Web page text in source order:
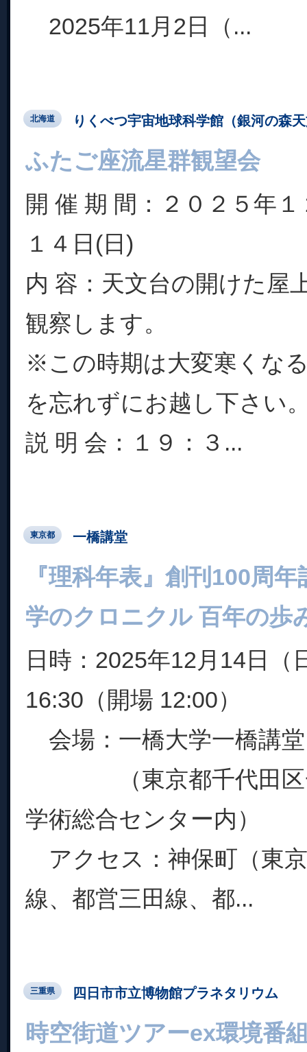
2025年11月2日（...
北海道 りくべつ宇宙地球科学館（銀河の森
ふたご座流星群観望会
開 催 期 間：２０２５年
１４日(日)
内 容：天文台の開けた屋
観察します。
※この時期は大変寒くな
を忘れずにお越し下さい
説 明 会：１９：３...
東京都 一橋講堂
『理科年表』創刊100周
学のクロニクル 百年の
日時：2025年12月14日（
16:30（開場 12:00）
会場：一橋大学一橋講堂
（東京都千代田区
学術総合センター内）
アクセス：神保町（東
線、都営三田線、都...
三重県 四日市市立博物館プラネタリウム
時空街道ツアーex環境番